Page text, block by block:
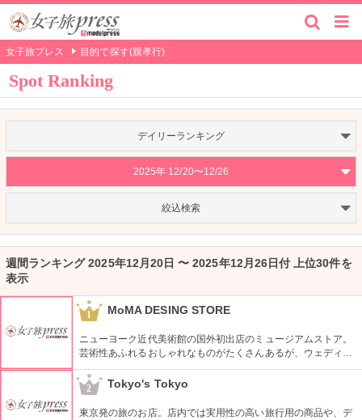
女子旅プレス 目的で探す(親孝行)
Spot Ranking
デイリーランキング
2025年 12/20〜12/26
絞込検索
週間ランキング 2025年12月20日 〜 2025年12月26日付 上位30件を
表示
1 MoMA DESING STORE
ニューヨーク近代美術館の国外初出店のミュージアムストア。
芸術性あふれるおしゃれなものがたくさんあるが、ウェディン
グギフトも取り扱っている。
2
Tokyo's Tokyo
東京発の旅のお店。店内では実用性の高い旅行用の商品や、デ